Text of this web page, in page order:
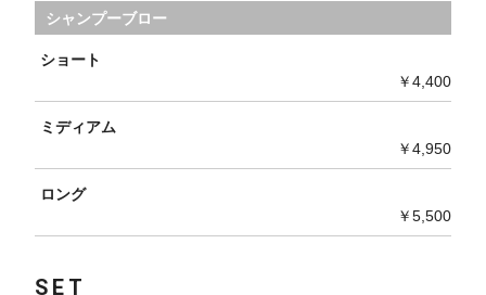
シャンプーブロー
ショート
￥4,400
ミディアム
￥4,950
ロング
￥5,500
SET